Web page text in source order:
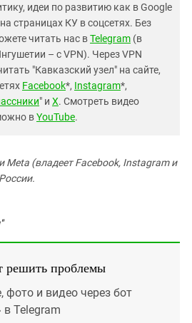
идеи по развитию как в Google
страницах КУ в соцсетях. Без
читать нас вTelegram (в
– с VPN). Через VPN
"Кавказский узел" на сайте,
Facebook*, Instagram*,
" и X. Смотреть видео
вYouTube.
Meta (владеет Facebook, Instagram и
решить проблемы
фото и видео через бот
в Telegram